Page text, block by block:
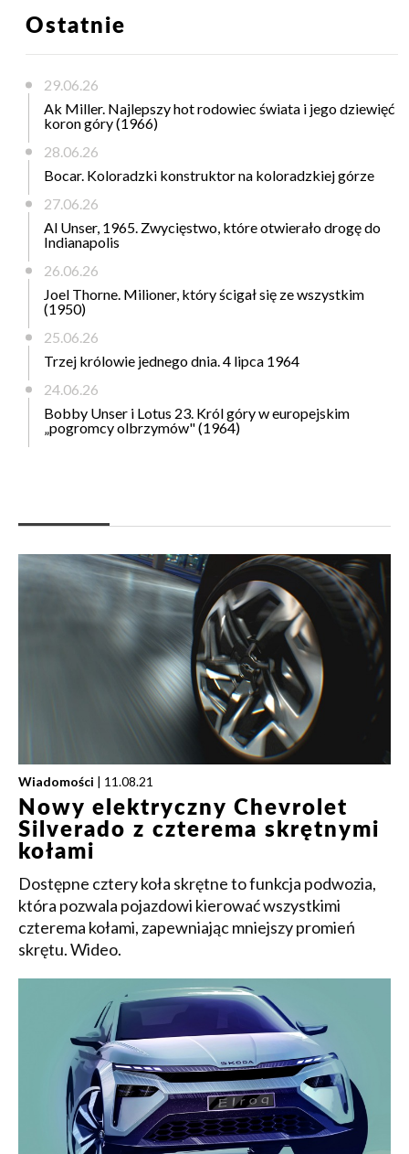
Ostatnie
29.06.26
Ak Miller. Najlepszy hot rodowiec świata i jego dziewięć
koron góry (1966)
28.06.26
Bocar. Koloradzki konstruktor na koloradzkiej górze
27.06.26
Al Unser, 1965. Zwycięstwo, które otwierało drogę do
Indianapolis
26.06.26
Joel Thorne. Milioner, który ścigał się ze wszystkim
(1950)
25.06.26
Trzej królowie jednego dnia. 4 lipca 1964
24.06.26
Bobby Unser i Lotus 23. Król góry w europejskim
„pogromcy olbrzymów" (1964)
Wiadomości | 11.08.21
Nowy elektryczny Chevrolet
Silverado z czterema skrętnymi
kołami
Dostępne cztery koła skrętne to funkcja podwozia,
która pozwala pojazdowi kierować wszystkimi
czterema kołami, zapewniając mniejszy promień
skrętu. Wideo.